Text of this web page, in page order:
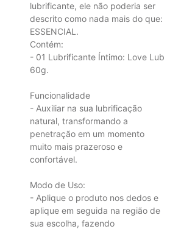
lubrificante, ele não poderia ser
descrito como nada mais do que:
ESSENCIAL.
Contém:
- 01 Lubrificante Íntimo: Love Lub
60g.
Funcionalidade
- Auxiliar na sua lubrificação
natural, transformando a
penetração em um momento
muito mais prazeroso e
confortável.
Modo de Uso:
- Aplique o produto nos dedos e
aplique em seguida na região de
sua escolha, fazendo